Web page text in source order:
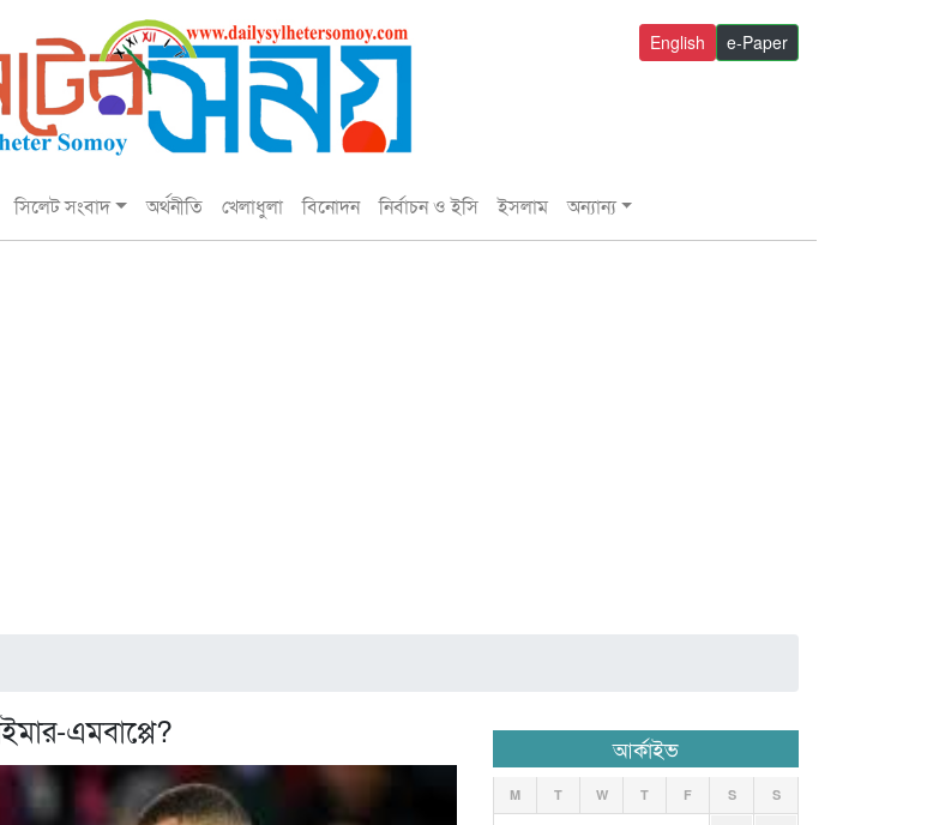
e-Paper
English
সিলেট সংবাদ অর্থনীতি খেলাধুলা বিনোদন নির্বাচন ও ইসি ইসলাম অন্যান্য
এমবাপ্পে? আর্কাইভ
M T W T F S S